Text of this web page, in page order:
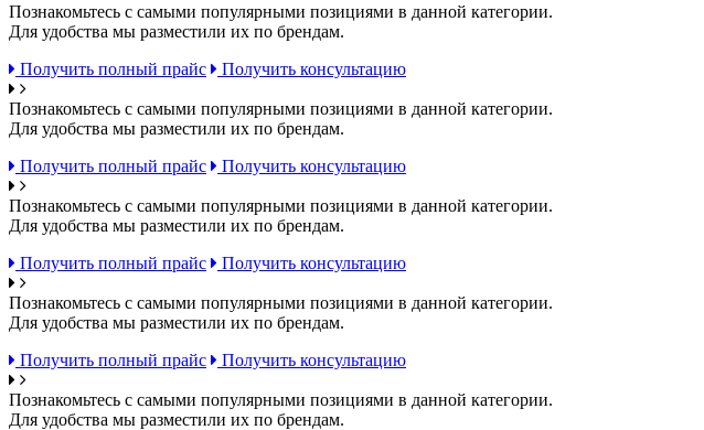
Познакомьтесь с самыми популярными позициями в данной категории.
Для удобства мы разместили их по брендам.
Получить полный прайс
Получить консультацию
Познакомьтесь с самыми популярными позициями в данной категории.
Для удобства мы разместили их по брендам.
Получить полный прайс
Получить консультацию
Познакомьтесь с самыми популярными позициями в данной категории.
Для удобства мы разместили их по брендам.
Получить полный прайс
Получить консультацию
Познакомьтесь с самыми популярными позициями в данной категории.
Для удобства мы разместили их по брендам.
Получить полный прайс
Получить консультацию
Познакомьтесь с самыми популярными позициями в данной категории.
Для удобства мы разместили их по брендам.